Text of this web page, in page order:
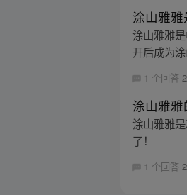
涂山雅雅
涂山雅雅
开后成为
1 个回答
涂山雅雅
涂山雅雅
了！
1 个回答